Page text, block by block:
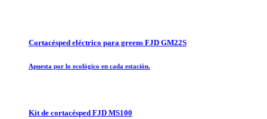
Cortacésped eléctrico para greens FJD GM22S
Apuesta por lo ecológico en cada estación.
Kit de cortacésped FJD MS100